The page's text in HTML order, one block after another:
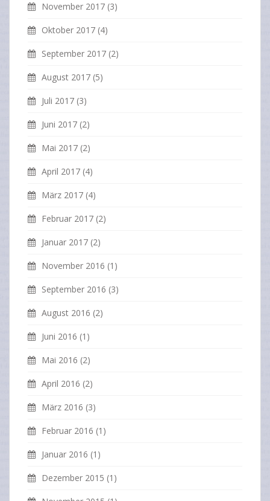
November 2017 (3)
Oktober 2017 (4)
September 2017 (2)
August 2017 (5)
Juli 2017 (3)
Juni 2017 (2)
Mai 2017 (2)
April 2017 (4)
März 2017 (4)
Februar 2017 (2)
Januar 2017 (2)
November 2016 (1)
September 2016 (3)
August 2016 (2)
Juni 2016 (1)
Mai 2016 (2)
April 2016 (2)
März 2016 (3)
Februar 2016 (1)
Januar 2016 (1)
Dezember 2015 (1)